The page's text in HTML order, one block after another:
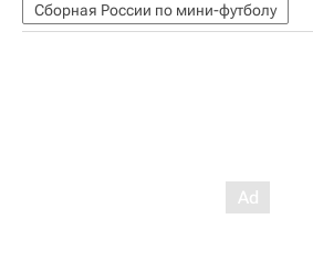
Сборная России по мини-футболу